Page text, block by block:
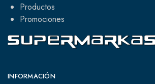
Productos
Promociones
INFORMACIÓN